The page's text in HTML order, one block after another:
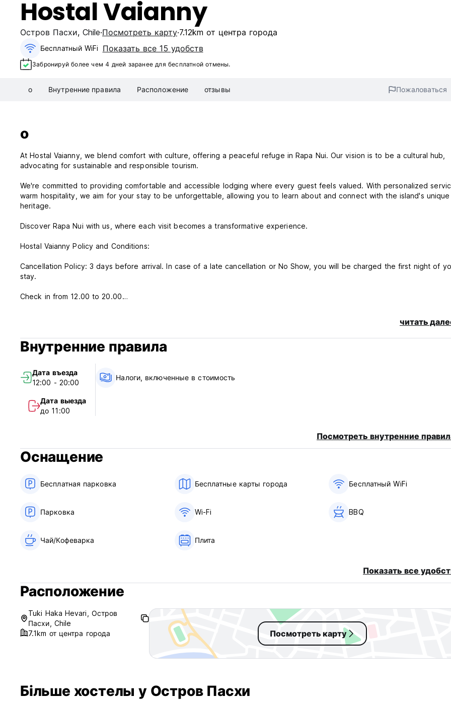
Hostal Vaianny
Остров Пасхи, Chile Посмотреть карту 7.12km от центра города
Бесплатный WiFi Показать все 15 удобств
Забронируй более чем 4 дней заранее для бесплатной отмены.
о Внутренние правила Расположение отзывы Пожаловаться
о
At Hostal Vaianny, we blend comfort with culture, offering a peaceful refuge in Rapa Nui. Our vision is to be a cultural hub,
advocating for sustainable and responsible tourism.
We're committed to providing comfortable and accessible lodging where every guest feels valued. With personalized
warm hospitality, we aim for your stay to be unforgettable, allowing you to learn about and connect with the island's unique
heritage.
Discover Rapa Nui with us, where each visit becomes a transformative experience.
Hostal Vaianny Policy and Conditions:
Cancellation Policy: 3 days before arrival. In case of a late cancellation or No Show, you will be charged the first night of
stay.
Check in from 12.00 to 20.00
Taxes included
Breakfast not included
Reception is open from 10:00 to 21:00.
A 5% surcharge applies for card payments.
Pets are welcome with prior coordination.
A compensation policy is in place for damages to facilities or rooms.
читать
Внутренние правила
Дата въезда
12:00 - 20:00
Дата выезда
до 11:00
Налоги, включенные в стоимость
Посмотреть внутренние
Оснащение
Бесплатная парковка Бесплатные карты города Бесплатный WiFi
Парковка Wi-Fi BBQ
Чай/Кофеварка Плита
Показать все
Расположение
Tuki Haka Hevari, Остров
Пасхи, Chile
7.1km от центра города
Посмотреть карту
Більше хостелы у Остров Пасхи